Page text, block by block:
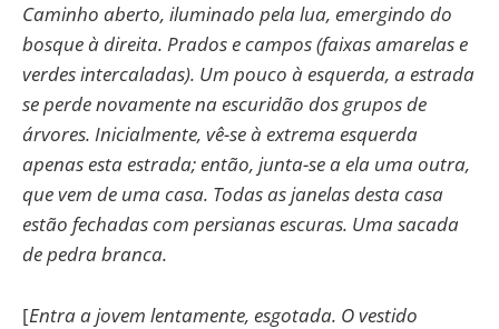
Caminho aberto, iluminado pela lua, emergindo do
bosque à direita. Prados e campos (faixas amarelas e
verdes intercaladas). Um pouco à esquerda, a estrada
se perde novamente na escuridão dos grupos de
árvores. Inicialmente, vê-se à extrema esquerda
apenas esta estrada; então, junta-se a ela uma outra,
que vem de uma casa. Todas as janelas desta casa
estão fechadas com persianas escuras. Uma sacada
de pedra branca.
[Entra a jovem lentamente, esgotada. O vestido